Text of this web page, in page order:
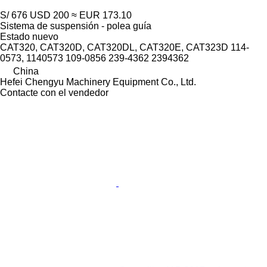
S/ 676 USD 200 ≈ EUR 173.10
Sistema de suspensión - polea guía
Estado nuevo
CAT320, CAT320D, CAT320DL, CAT320E, CAT323D 114-
0573, 1140573 109-0856 239-4362 2394362
China
Hefei Chengyu Machinery Equipment Co., Ltd.
Contacte con el vendedor